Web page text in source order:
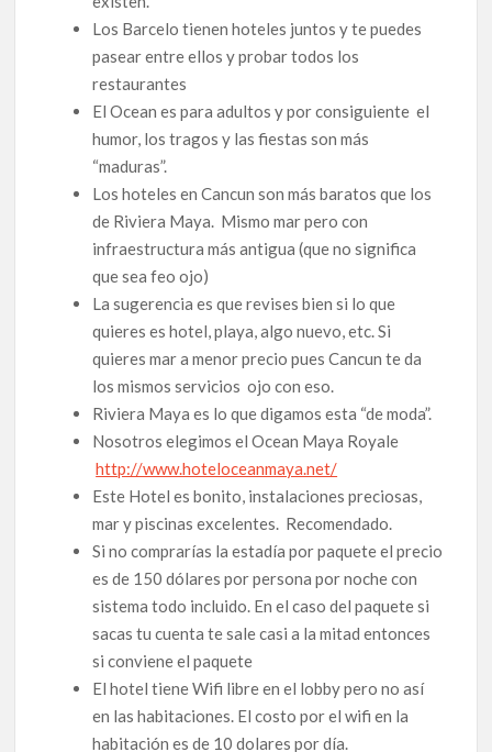
Los Barcelo tienen hoteles juntos y te puedes
pasear entre ellos y probar todos los
restaurantes
El Ocean es para adultos y por consiguiente el
humor, los tragos y las fiestas son más
“maduras”.
Los hoteles en Cancun son más baratos que los
de Riviera Maya. Mismo mar pero con
infraestructura más antigua (que no significa
que sea feo ojo)
La sugerencia es que revises bien si lo que
quieres es hotel, playa, algo nuevo, etc. Si
quieres mar a menor precio pues Cancun te da
los mismos servicios ojo con eso.
Riviera Maya es lo que digamos esta “de moda”.
Nosotros elegimos el Ocean Maya Royale
http://www.hoteloceanmaya.net/
Este Hotel es bonito, instalaciones preciosas,
mar y piscinas excelentes. Recomendado.
Si no comprarías la estadía por paquete el precio
es de 150 dólares por persona por noche con
sistema todo incluido. En el caso del paquete si
sacas tu cuenta te sale casi a la mitad entonces
si conviene el paquete
El hotel tiene Wifi libre en el lobby pero no así
en las habitaciones. El costo por el wifi en la
habitación es de 10 dolares por día.